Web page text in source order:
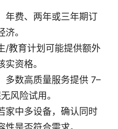
年费、两年或三年期订
。
/教育计划可能提供额外
资格。
多数高质量服务提供 7–
风险试用。
家中多设备，确认同时